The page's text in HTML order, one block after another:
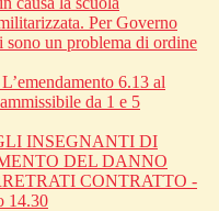
Per Governo
un problema di ordine
6.13 al
da 1 e 5
INSEGNANTI DI
DEL DANNO
CONTRATTO -
14.30